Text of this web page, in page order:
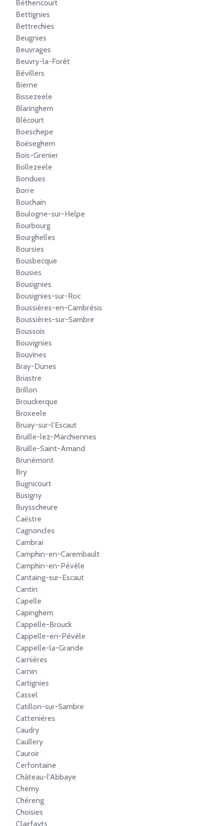
Béthencourt
Bettignies
Bettrechies
Beugnies
Beuvrages
Beuvry-la-Forêt
Bévillers
Bierne
Bissezeele
Blaringhem
Blécourt
Boeschepe
Boëseghem
Bois-Grenier
Bollezeele
Bondues
Borre
Bouchain
Boulogne-sur-Helpe
Bourbourg
Bourghelles
Boursies
Bousbecque
Bousies
Bousignies
Bousignies-sur-Roc
Boussières-en-Cambrésis
Boussières-sur-Sambre
Boussois
Bouvignies
Bouvines
Bray-Dunes
Briastre
Brillon
Brouckerque
Broxeele
Bruay-sur-l'Escaut
Bruille-lez-Marchiennes
Bruille-Saint-Amand
Brunémont
Bry
Bugnicourt
Busigny
Buysscheure
Caëstre
Cagnoncles
Cambrai
Camphin-en-Carembault
Camphin-en-Pévèle
Cantaing-sur-Escaut
Cantin
Capelle
Capinghem
Cappelle-Brouck
Cappelle-en-Pévèle
Cappelle-la-Grande
Carnières
Carnin
Cartignies
Cassel
Catillon-sur-Sambre
Cattenières
Caudry
Caullery
Cauroir
Cerfontaine
Château-l'Abbaye
Chemy
Chéreng
Choisies
Clairfayts